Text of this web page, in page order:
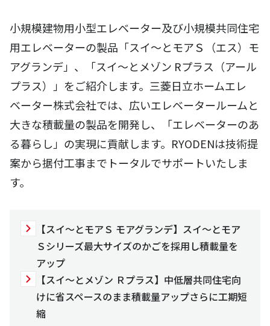
小規模建物用小型エレベーター及び小規模共同住宅
用エレベーターの製品「スイ～とモアＳ（エス）モ
アグランデ」、「スイ～とメゾン Rプラス（アール
プラス）」をご紹介します。三菱日立ホームエレ
ベーター株式会社では、広いエレベータールームと
大きな積載量の製品を開発し、「エレベーターのあ
る暮らし」の実現に貢献します。RYODENは技術提
案から据付工事までトータルでサポートいたしま
す。
【スイ～とモアＳ モアグランデ】スイ～とモア
Ｓシリーズ最大サイズのかごを採用し積載量を
アップ
【スイ～とメゾン Ｒプラス】中低層共同住宅向
けに省スペースのまま積載量アップさらに工期短
縮